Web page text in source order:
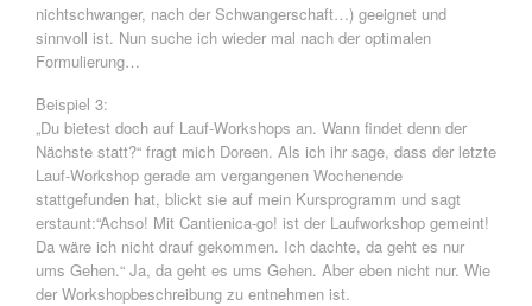
nichtschwanger, nach der Schwangerschaft…) geeignet und
sinnvoll ist. Nun suche ich wieder mal nach der optimalen
Formulierung…
Beispiel 3:
„Du bietest doch auf Lauf-Workshops an. Wann findet denn der
Nächste statt?“ fragt mich Doreen. Als ich ihr sage, dass der letzte
Lauf-Workshop gerade am vergangenen Wochenende
stattgefunden hat, blickt sie auf mein Kursprogramm und sagt
erstaunt:“Achso! Mit Cantienica-go! ist der Laufworkshop gemeint!
Da wäre ich nicht drauf gekommen. Ich dachte, da geht es nur
ums Gehen.“ Ja, da geht es ums Gehen. Aber eben nicht nur. Wie
der Workshopbeschreibung zu entnehmen ist.